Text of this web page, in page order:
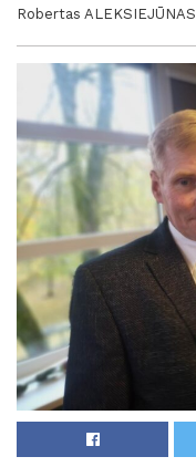
Robertas ALEKSIEJŪNAS